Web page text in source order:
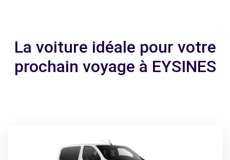
La voiture idéale pour votre
prochain voyage à EYSINES